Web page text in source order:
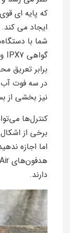
که پایه ای
برابر تعریق
نیز بخشی از
کنترل‌ها
برخی از
اما اجازه
دارند.